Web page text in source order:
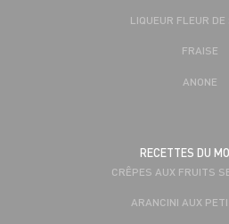
LIQUEUR FLEUR DE
FRAISE
ANONE
RECETTES DU
CRÊPES AUX FRUITS
ARANCINI AUX